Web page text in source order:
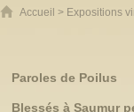
Accueil > Expositions
Paroles de Poilus
Blessés à Saumur